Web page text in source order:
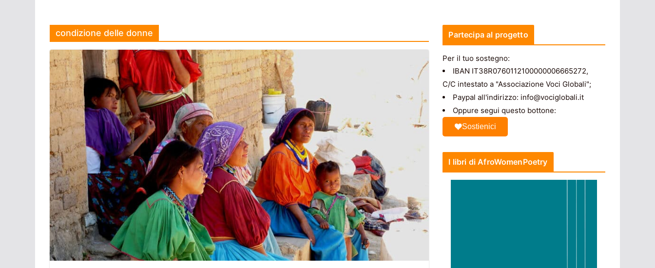
condizione delle donne Partecipa al progetto
Per il tuo sostegno:
IBAN IT38R0760112100000006665272,
C/C intestato a "Associazione Voci Globali";
Paypal all'indirizzo: info@vociglobali.it
Oppure segui questo bottone:
Sostienici
I libri di AfroWomenPoetry